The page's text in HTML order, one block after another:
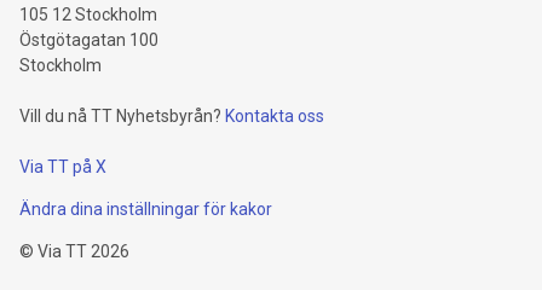
105 12 Stockholm
Östgötagatan 100
Stockholm
Vill du nå TT Nyhetsbyrån? Kontakta oss
Via TT på X
Ändra dina inställningar för kakor
© Via TT 2026